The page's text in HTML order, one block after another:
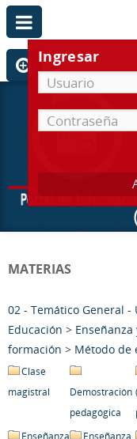
Ingresar
MATERIAS
02 - Temático General -
Educación > Enseñanza
formación > Método de
Clase
magistral
Demostración
pedagógica
Enseñanza
Enseñanza